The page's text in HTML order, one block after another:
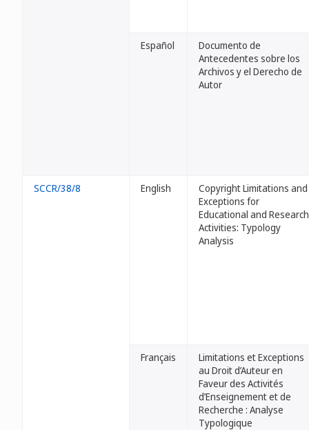
Español
Documento de
Antecedentes sobre los
Archivos y el Derecho de
Autor
SCCR/38/8 English
Copyright Limitations and
Exceptions for
Educational and Research
Activities: Typology
Analysis
Français
Limitations et Exceptions
au Droit d’Auteur en
Faveur des Activités
d’Enseignement et de
Recherche : Analyse
Typologique